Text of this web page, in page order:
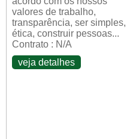
valores de trabalho,
transparência, ser simples,
ética, construir pessoas...
Contrato : N/A
veja detalhes